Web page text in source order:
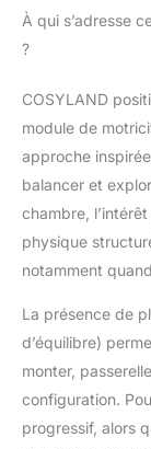
À qui s’adresse
?
COSYLAND
module de
approche
balancer et
chambre,
physique
notamment
La présence de
d’équilibre)
monter,
configuration.
progressif, alors